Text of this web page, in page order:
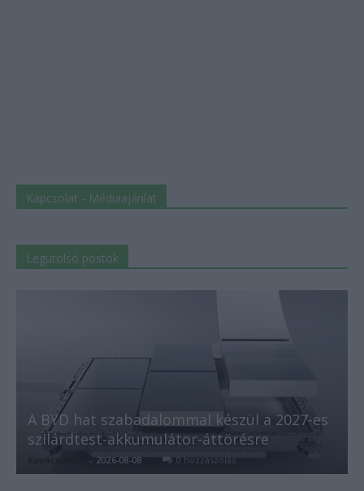
Kapcsolat - Médiaajánlat
Legutolsó postok
A BYD hat szabadalommal készül a 2027-es
szilárdtest-akkumulátor-áttörésre
- 2026-08-08 0 hozzászólás